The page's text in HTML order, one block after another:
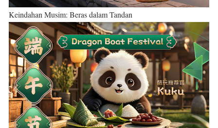
Keindahan Musim: Beras dalam Tandan